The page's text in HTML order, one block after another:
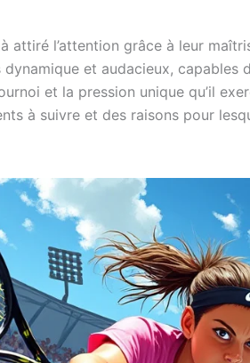
l’attention grâce à leur
et audacieux,
et la pression unique qu’il
à suivre et des raisons pour